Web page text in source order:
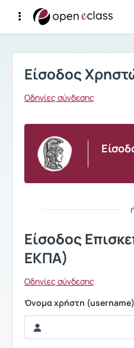
Σύνδεση
Είσοδος
Οδηγίες σύνδεσης
Είσοδος
ΕΚΠΑ)
Οδηγίες σύνδεσης
Όνομα χρήστη (username)